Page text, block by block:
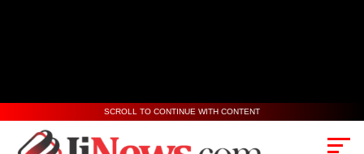
SCROLL TO CONTINUE WITH CONTENT